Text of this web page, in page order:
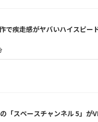
で疾走感がヤバいハイスピー
「スペースチャンネル 5」が